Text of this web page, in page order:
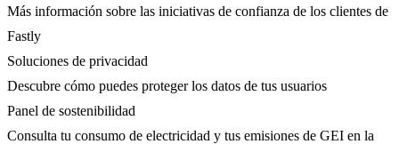
Más información sobre las iniciativas de confianza de los clientes de
Fastly
Soluciones de privacidad
Descubre cómo puedes proteger los datos de tus usuarios
Panel de sostenibilidad
Consulta tu consumo de electricidad y tus emisiones de GEI en la